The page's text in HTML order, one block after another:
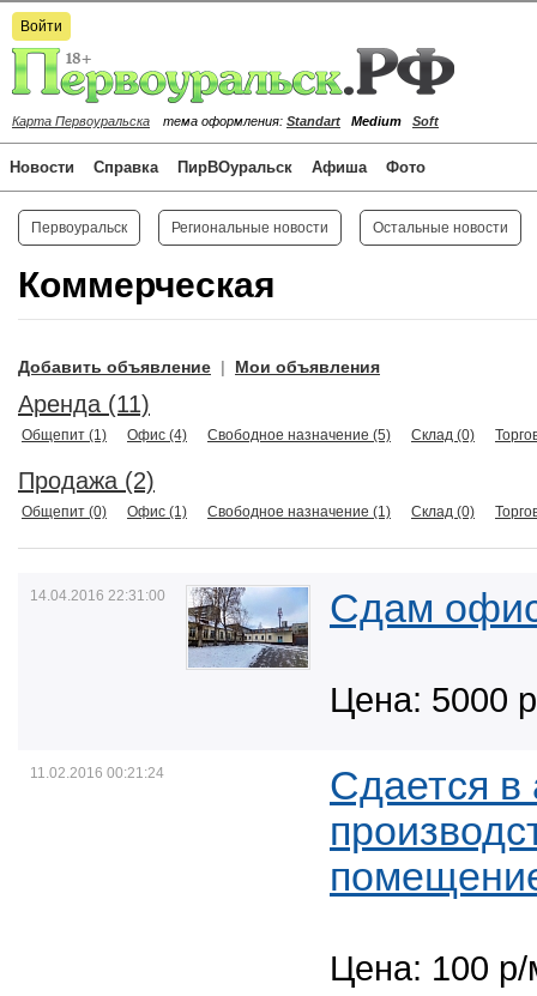
Войти
Карта Первоуральска тема оформления: Standart Medium Soft
Новости Справка ПирВОуральск Афиша Фото
Первоуральск Региональные новости Остальные новости
Коммерческая
Добавить объявление Мои объявления
Аренда (11)
Общепит (1) Офис (4) Свободное назначение (5) Склад (0)
Продажа (2)
Общепит (0) Офис (1) Свободное назначение (1) Склад (0)
14.04.2016 22:31:00 Сдам
Цена: 5000
11.02.2016 00:21:24
Сдается в
Цена: 100